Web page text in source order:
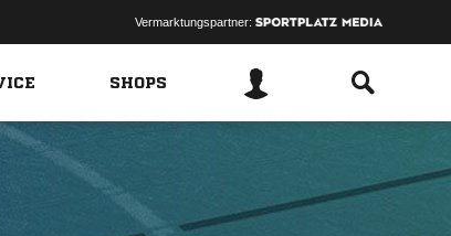
Vermarktungspartner:
SHOPS